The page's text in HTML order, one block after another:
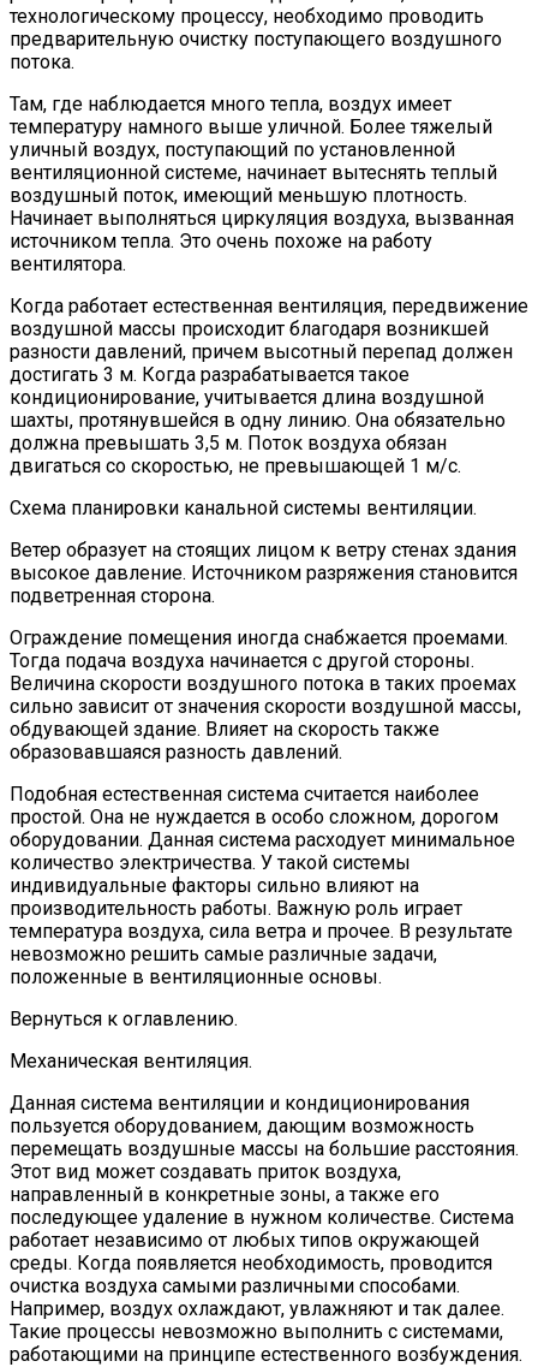
технологическому процессу, необходимо проводить
предварительную очистку поступающего воздушного
потока.
Там, где наблюдается много тепла, воздух имеет
температуру намного выше уличной. Более тяжелый
уличный воздух, поступающий по установленной
вентиляционной системе, начинает вытеснять теплый
воздушный поток, имеющий меньшую плотность.
Начинает выполняться циркуляция воздуха, вызванная
источником тепла. Это очень похоже на работу
вентилятора.
Когда работает естественная вентиляция, передвижение
воздушной массы происходит благодаря возникшей
разности давлений, причем высотный перепад должен
достигать 3 м. Когда разрабатывается такое
кондиционирование, учитывается длина воздушной
шахты, протянувшейся в одну линию. Она обязательно
должна превышать 3,5 м. Поток воздуха обязан
двигаться со скоростью, не превышающей 1 м/с.
Схема планировки канальной системы вентиляции.
Ветер образует на стоящих лицом к ветру стенах здания
высокое давление. Источником разряжения становится
подветренная сторона.
Ограждение помещения иногда снабжается проемами.
Тогда подача воздуха начинается с другой стороны.
Величина скорости воздушного потока в таких проемах
сильно зависит от значения скорости воздушной массы,
обдувающей здание. Влияет на скорость также
образовавшаяся разность давлений.
Подобная естественная система считается наиболее
простой. Она не нуждается в особо сложном, дорогом
оборудовании. Данная система расходует минимальное
количество электричества. У такой системы
индивидуальные факторы сильно влияют на
производительность работы. Важную роль играет
температура воздуха, сила ветра и прочее. В результате
невозможно решить самые различные задачи,
положенные в вентиляционные основы.
Вернуться к оглавлению.
Механическая вентиляция.
Данная система вентиляции и кондиционирования
пользуется оборудованием, дающим возможность
перемещать воздушные массы на большие расстояния.
Этот вид может создавать приток воздуха,
направленный в конкретные зоны, а также его
последующее удаление в нужном количестве. Система
работает независимо от любых типов окружающей
среды. Когда появляется необходимость, проводится
очистка воздуха самыми различными способами.
Например, воздух охлаждают, увлажняют и так далее.
Такие процессы невозможно выполнить с системами,
работающими на принципе естественного возбуждения.